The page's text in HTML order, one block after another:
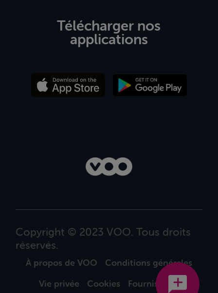
Télécharger nos
applications
Copyright © 2023 VOO. Tous droits
réservés.
À propos de VOO
Conditions générales
Vie privée
Cookies Fournisseurs